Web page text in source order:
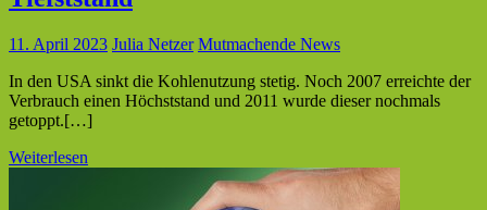
11. April 2023 Julia Netzer Mutmachende News
In den USA sinkt die Kohlenutzung stetig. Noch 2007 erreichte der
Verbrauch einen Höchststand und 2011 wurde dieser nochmals
getoppt.[…]
Weiterlesen